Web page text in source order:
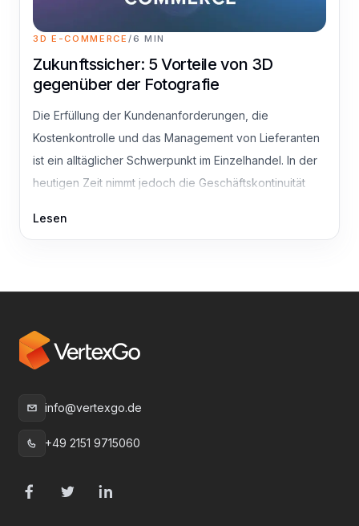
3D E-COMMERCE /6 MIN
Zukunftssicher: 5 Vorteile von 3D
gegenüber der Fotografie
Die Erfüllung der Kundenanforderungen, die
Kostenkontrolle und das Management von Lieferanten
ist ein alltäglicher Schwerpunkt im Einzelhandel. In der
heutigen Zeit nimmt jedoch die Geschäftskontinuität
Lesen
E-Mail:
info@vertexgo.de
Telefon:
+49 2151 9715060
FacebookTwitter LinkedIn